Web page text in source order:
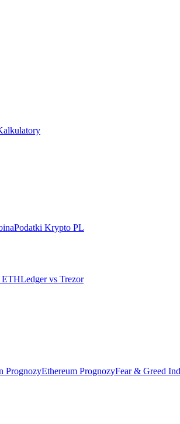
Podatki Krypto PL
ETHLedger vs Trezor
PrognozyEthereum PrognozyFear & Greed